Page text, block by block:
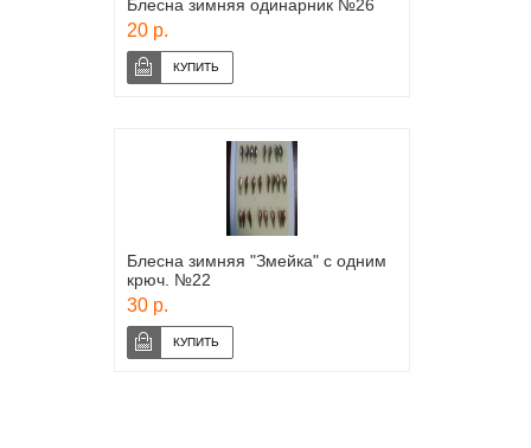
Блесна зимняя одинарник №26
20 р.
Блесна зимняя "Змейка" с одним
крюч. №22
30 р.